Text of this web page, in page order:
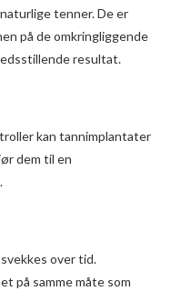
tenner. De er
på de omkringliggende
resultat.
kan tannimplantater
dem til en
over tid.
på samme måte som